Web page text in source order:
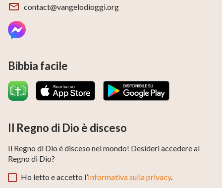
contact@vangelodioggi.org
Bibbia facile
Il Regno di Dio è disceso
Il Regno di Dio è disceso nel mondo! Desideri accedere al
Regno di Dio?
Ho letto e accetto l’Informativa sulla privacy.